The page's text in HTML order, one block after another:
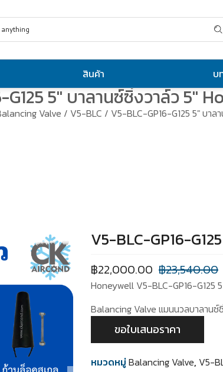
สินค้า บ
5″ บาลานซ์ซิ่งวาล์ว 5″
Valve / V5-BLC / V5-BLC-GP16-G125 5″ บา
V5-BLC-GP16-
฿23,540.00
฿22,000.00
Honeywell V5-BLC-GP16-G125
Balancing Valve แมนนวลบาลานซ์
ขอใบเสนอราคา
หมวดหมู่Balancing Valve, V5-